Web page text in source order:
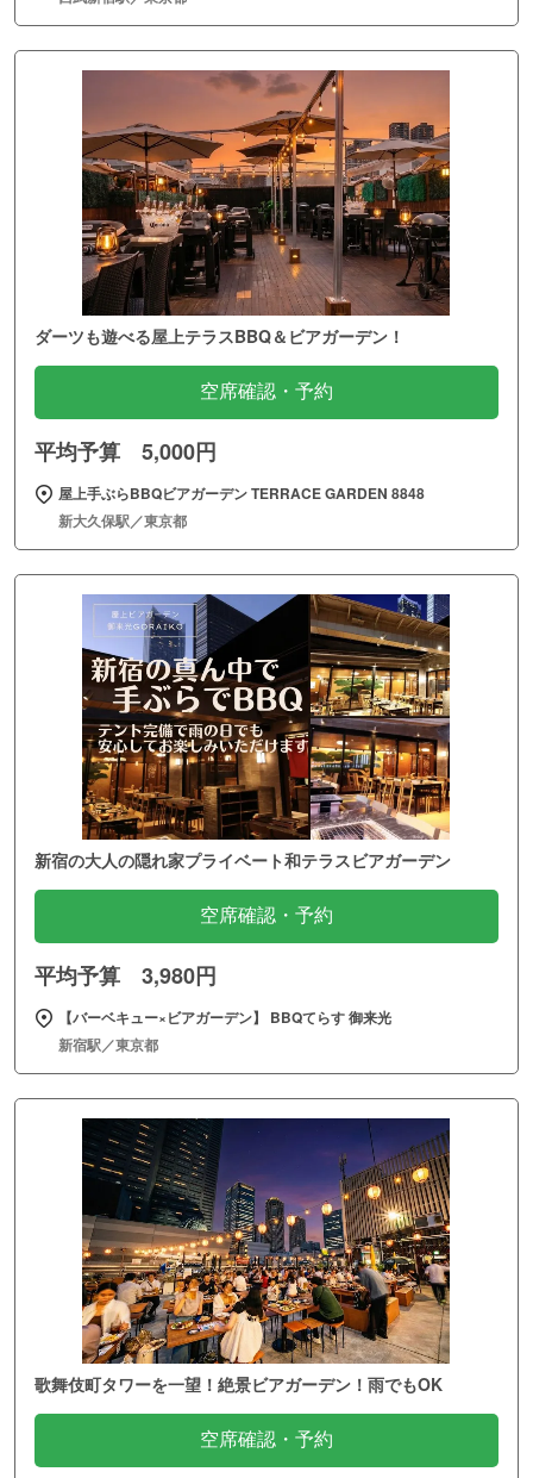
ダーツも遊べる屋上テラスBBQ＆ビアガーデン！
空席確認・予約
平均予算 5,000円
屋上手ぶらBBQビアガーデン TERRACE GARDEN 8848
新大久保駅／東京都
新宿の大人の隠れ家プライベート和テラスビアガーデン
空席確認・予約
平均予算 3,980円
【バーベキュー×ビアガーデン】 BBQてらす 御来光
新宿駅／東京都
歌舞伎町タワーを一望！絶景ビアガーデン！雨でもOK
空席確認・予約